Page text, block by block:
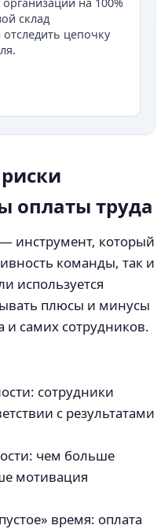
на 100%
склад
цепочку
оплаты труда
инструмент, который
команды, так и
используется
плюсы и минусы
и самих сотрудников.
сотрудники
с результатами
чем больше
мотивация
время: оплата